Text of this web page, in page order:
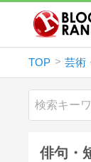
TOP 芸術
俳句・